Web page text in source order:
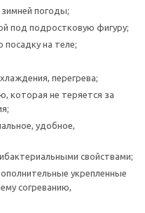
погоды;
под подростковую фигуру;
на теле;
перегрева;
которая не теряется за
удобное,
свойствами;
укрепленные
согреванию,